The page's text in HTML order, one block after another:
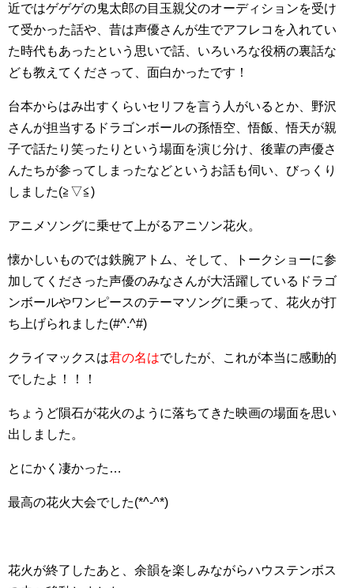
近ではゲゲゲの鬼太郎の目玉親父のオーディションを受け
て受かった話や、昔は声優さんが生でアフレコを入れてい
た時代もあったという思いで話、いろいろな役柄の裏話な
ども教えてくださって、面白かったです！
台本からはみ出すくらいセリフを言う人がいるとか、野沢
さんが担当するドラゴンボールの孫悟空、悟飯、悟天が親
子で話たり笑ったりという場面を演じ分け、後輩の声優さ
んたちが参ってしまったなどというお話も伺い、びっくり
しました(≧▽≦)
アニメソングに乗せて上がるアニソン花火。
懐かしいものでは鉄腕アトム、そして、トークショーに参
加してくださった声優のみなさんが大活躍しているドラゴ
ンボールやワンピースのテーマソングに乗って、花火が打
ち上げられました(#^.^#)
クライマックスは君の名はでしたが、これが本当に感動的
でしたよ！！！
ちょうど隕石が花火のように落ちてきた映画の場面を思い
出しました。
とにかく凄かった…
最高の花火大会でした(*^-^*)
花火が終了したあと、余韻を楽しみながらハウステンボス